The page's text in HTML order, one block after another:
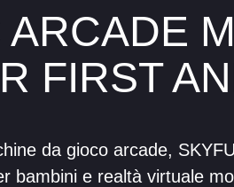
FIRST
da gioco arcade,
bambini e realtà virtuale